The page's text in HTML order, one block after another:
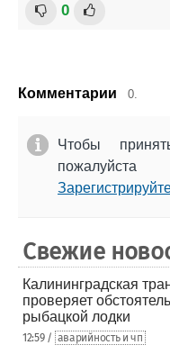
0
Комментарии 0.
Чтобы
Свежие
Калининградская
проверяет
рыбацкой лодки
12:59 / аварийность и чп